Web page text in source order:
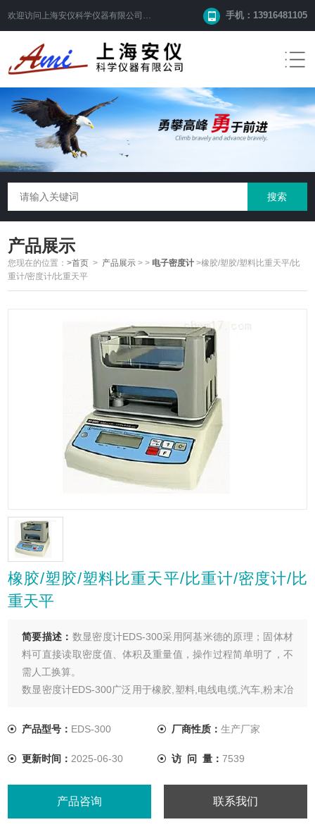
欢迎访问 上海安仪科学仪器有限公司 网站！ 手机：13916481105
产品展示
您现在的位置：>首页 > 产品展示 >> 电子密度计 >橡胶/塑胶/塑料比重天平/比
重计/密度计/比重天平
橡胶/塑胶/塑料比重天平/比重计/密度计/比
重天平
简要描述： 数显密度计EDS-300采用阿基米德的原理；固体材
料可直接读取密度值、体积及重量值，操作过程简单明了，不
需人工换算。
数显密度计EDS-300广泛用于橡胶,塑料,电线电缆,汽车,粉末冶
芯,玻璃,树脂,高分子材料,石墨等材料的密度测量。
产品型号： EDS-300 厂商性质： 生产厂家
更新时间： 2025-06-30 访 问 量： 7539
产品咨询 联系我们